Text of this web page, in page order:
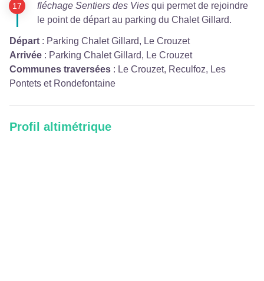
fléchage Sentiers des Vies qui permet de rejoindre
le point de départ au parking du Chalet Gillard.
Départ : Parking Chalet Gillard, Le Crouzet
Arrivée : Parking Chalet Gillard, Le Crouzet
Communes traversées : Le Crouzet, Reculfoz, Les
Pontets et Rondefontaine
Profil altimétrique